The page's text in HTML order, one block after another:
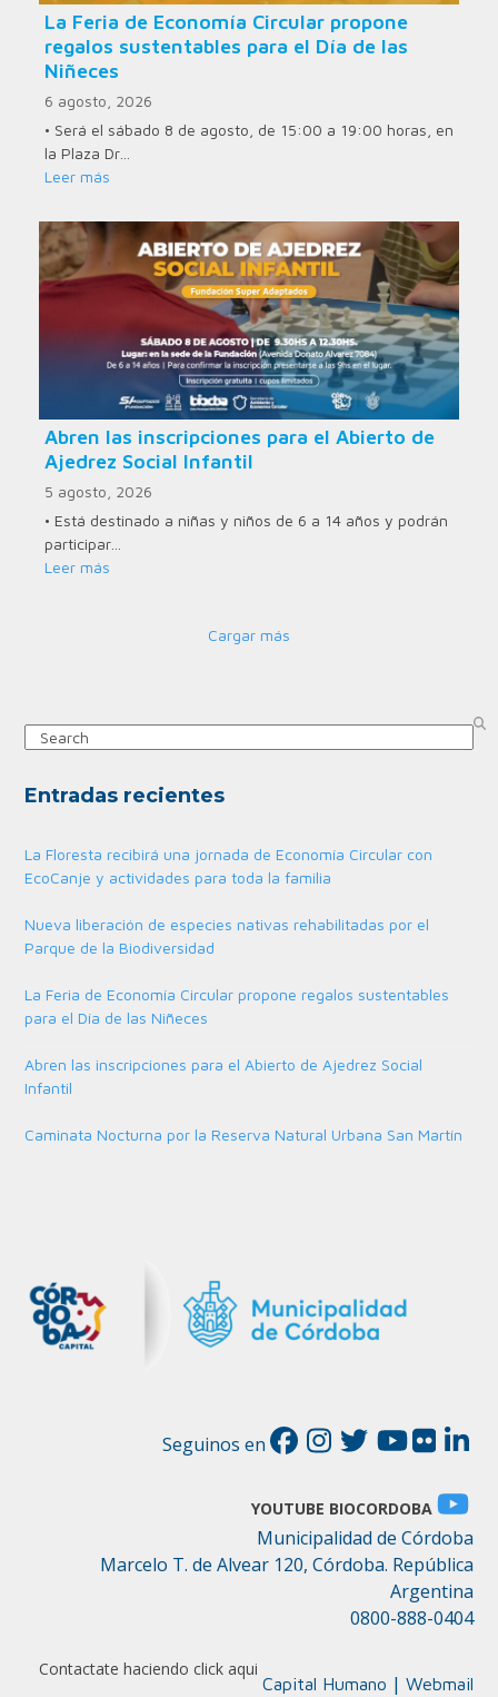
La Feria de Economía Circular propone
regalos sustentables para el Día de las
Niñeces
6 agosto, 2026
• Será el sábado 8 de agosto, de 15:00 a 19:00 horas, en
la Plaza Dr…
Leer más
Abren las inscripciones para el Abierto de
Ajedrez Social Infantil
5 agosto, 2026
• Está destinado a niñas y niños de 6 a 14 años y podrán
participar…
Leer más
Cargar más
Search
Entradas recientes
La Floresta recibirá una jornada de Economía Circular con
EcoCanje y actividades para toda la familia
Nueva liberación de especies nativas rehabilitadas por el
Parque de la Biodiversidad
La Feria de Economía Circular propone regalos sustentables
para el Día de las Niñeces
Abren las inscripciones para el Abierto de Ajedrez Social
Infantil
Caminata Nocturna por la Reserva Natural Urbana San Martín
Contactate haciendo click aqui
Seguinos en
YOUTUBE BIOCORDOBA
Municipalidad de Córdoba
Marcelo T. de Alvear 120, Córdoba. República
Argentina
0800-888-0404
Capital Humano | Webmail